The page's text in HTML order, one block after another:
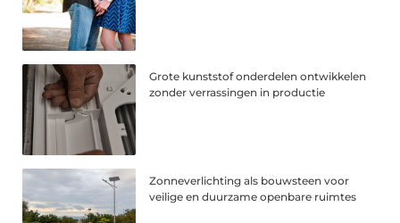
Grote kunststof onderdelen ontwikkelen
zonder verrassingen in productie
Zonneverlichting als bouwsteen voor
veilige en duurzame openbare ruimtes